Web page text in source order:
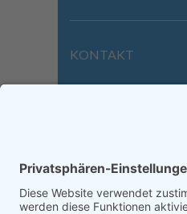
KONTAKT
Wilhelmstraße 39 |
info@dietz-